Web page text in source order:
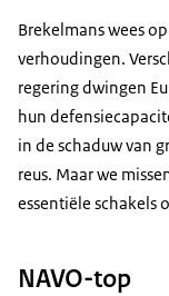
Brekelmans wees
verhoudingen.
regering dwingen
hun
in de schaduw van
reus. Maar we
essentiële schakels
NAVO-top